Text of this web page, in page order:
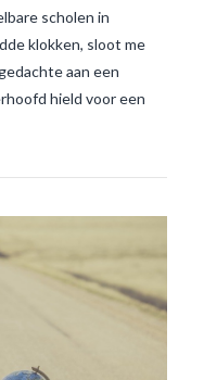
scholen in
klokken, sloot me
aan een
hield voor een